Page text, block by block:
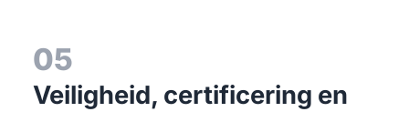
05
Veiligheid, certificering en